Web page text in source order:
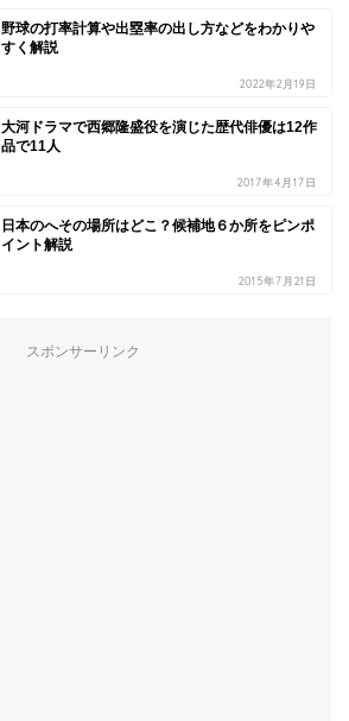
野球の打率計算や出塁率の出し方などをわかりや
すく解説
2022年2月19日
大河ドラマで西郷隆盛役を演じた歴代俳優は12作
品で11人
2017年4月17日
日本のへその場所はどこ？候補地６か所をピンポ
イント解説
2015年7月21日
スポンサーリンク